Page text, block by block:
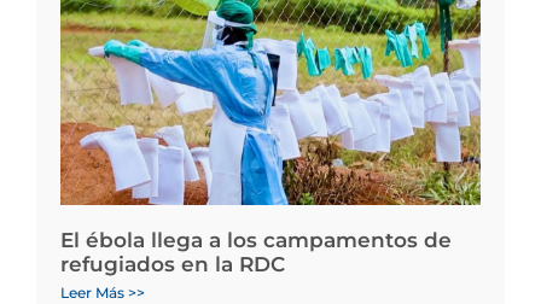
El ébola llega a los campamentos de
refugiados en la RDC
Leer Más >>